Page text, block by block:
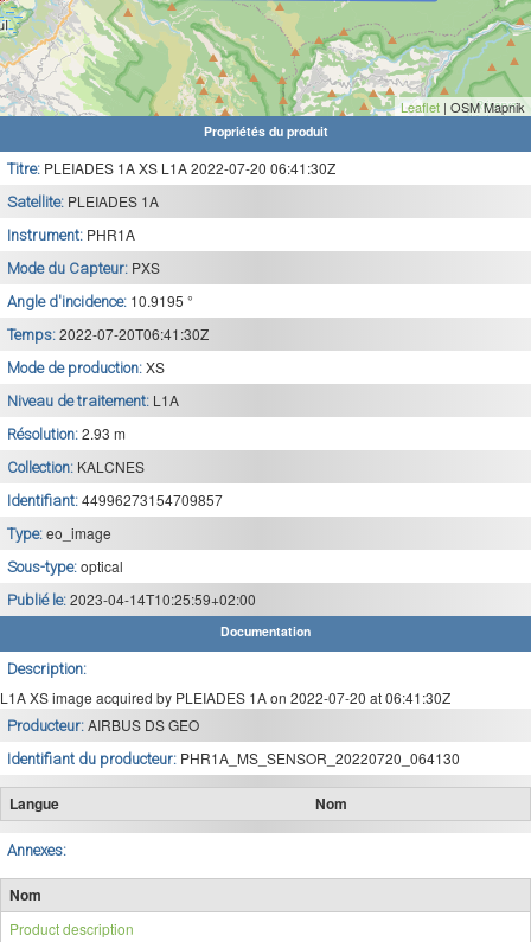
Leaflet | OSM Mapnik
Propriétés du produit
Titre: PLEIADES 1A XS L1A 2022-07-20 06:41:30Z
Satellite: PLEIADES 1A
Instrument: PHR1A
Mode du Capteur: PXS
Angle d'incidence: 10.9195 °
Temps: 2022-07-20T06:41:30Z
Mode de production: XS
Niveau de traitement: L1A
Résolution: 2.93 m
Collection: KALCNES
Identifiant: 44996273154709857
Type: eo_image
Sous-type: optical
Publié le: 2023-04-14T10:25:59+02:00
Documentation
Description:
L1A XS image acquired by PLEIADES 1A on 2022-07-20 at 06:41:30Z
Producteur: AIRBUS DS GEO
Identifiant du producteur: PHR1A_MS_SENSOR_20220720_064130
Langue Nom
Annexes:
Nom
Product description